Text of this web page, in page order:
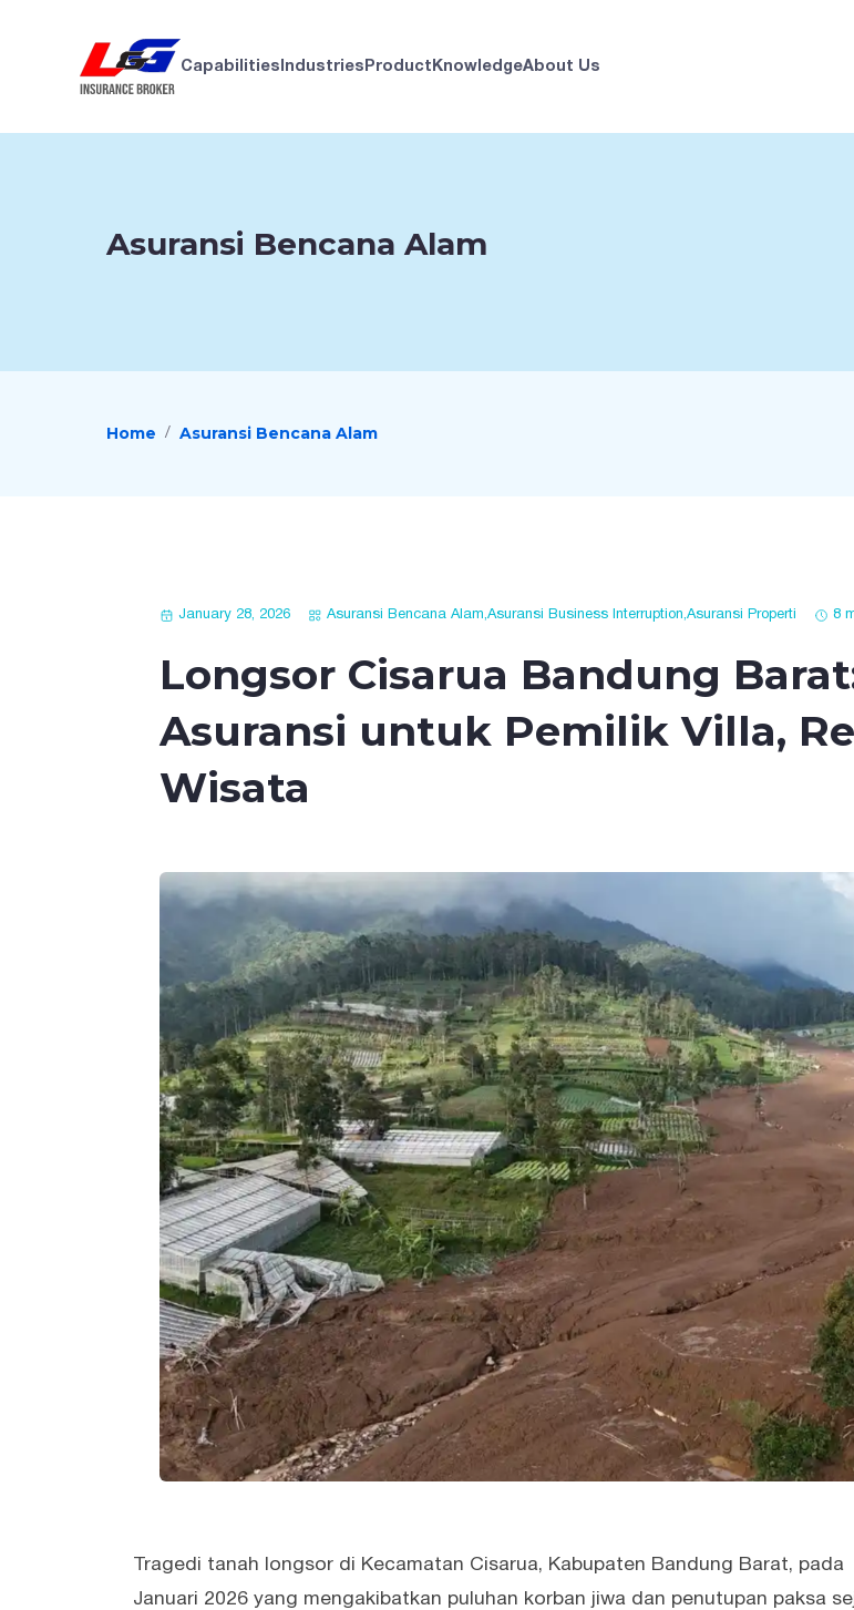
Capabilities Industries Product KnowledgeAbout Us
Asuransi Bencana Alam
Home Asuransi Bencana Alam
January 28, 2026 Asuransi Bencana Alam,Asuransi Business Interruption,Asuransi Properti 8
Longsor Cisarua Bandung
Asuransi untuk Pemilik Villa,
Wisata
Tragedi tanah longsor di Kecamatan Cisarua, Kabupaten Bandung Barat, pada
Januari 2026 yang mengakibatkan puluhan korban jiwa dan penutupan paksa